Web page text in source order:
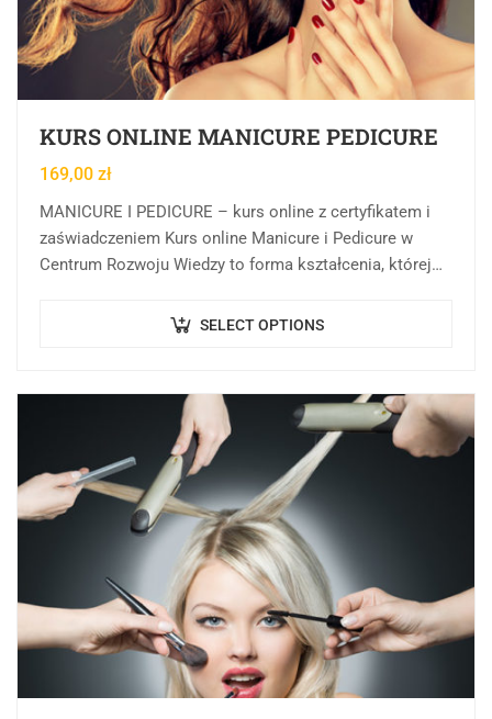
KURS ONLINE MANICURE PEDICURE
169,00 zł
MANICURE I PEDICURE – kurs online z certyfikatem i
zaświadczeniem Kurs online Manicure i Pedicure w
Centrum Rozwoju Wiedzy to forma kształcenia, której
SELECT OPTIONS